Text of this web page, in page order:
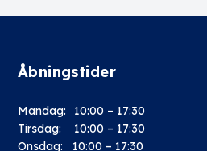
Åbningstider
Mandag:
10:00 – 17:30
Tirsdag:
10:00 – 17:30
Onsdag:
10:00 – 17:30